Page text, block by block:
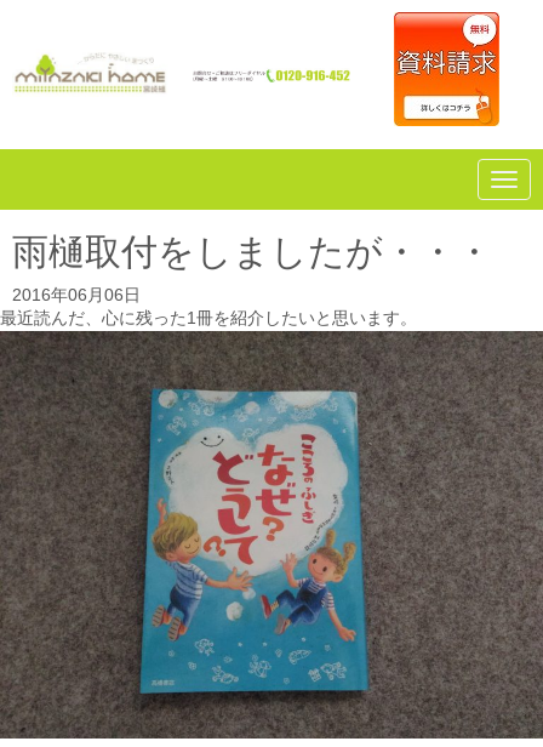
N
a
o
n
雨樋取付をしましたが・・・
2016年06月06日
最近読んだ、心に残った1冊を紹介したいと思います。